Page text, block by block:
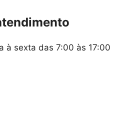
à sexta das 7:00 às 17:00